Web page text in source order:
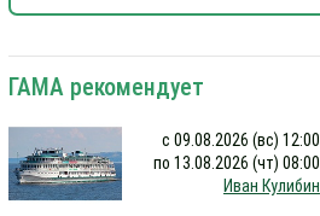
ГАМА рекомендует
с 09.08.2026 (вс) 12:00
по 13.08.2026 (чт) 08:00
Иван Кулибин